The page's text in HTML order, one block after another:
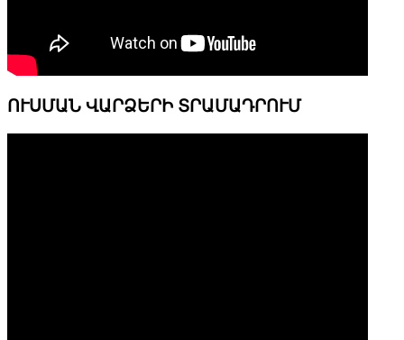
ՈՒՍՄԱՆ ՎԱՐՁԵՐԻ ՏՐԱՄԱԴՐՈՒՄ